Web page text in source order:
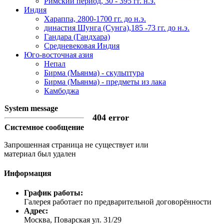
Индия
Хараппа, 2800-1700 гг. до н.э.
династия Шунга (Сунга),185 -73 гг. до н.э.
Гандара (Гандхара)
Средневековая Индия
Юго-восточная азия
Непал
Бирма (Мьянма) - скульптура
Бирма (Мьянма) - предметы из лака
Камбоджа
System message
404 error
Системное сообщение
Запрошенная страница не существует или
материал был удален
Информация
График работы:
Галерея работает по предварительной договорённости
Адрес:
Москва, Поварская ул. 31/29